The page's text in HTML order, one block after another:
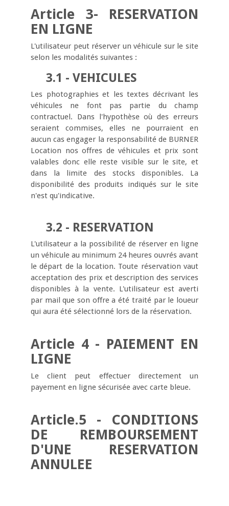
Article 3- RESERVATION
EN LIGNE
L'utilisateur peut réserver un véhicule sur le site
selon les modalités suivantes :
3.1 - VEHICULES
Les photographies et les textes décrivant les
véhicules ne font pas partie du champ
contractuel. Dans l'hypothèse où des erreurs
seraient commises, elles ne pourraient en
aucun cas engager la responsabilité de BURNER
Location nos offres de véhicules et prix sont
valables donc elle reste visible sur le site, et
dans la limite des stocks disponibles. La
disponibilité des produits indiqués sur le site
n'est qu'indicative.
3.2 - RESERVATION
L'utilisateur a la possibilité de réserver en ligne
un véhicule au minimum 24 heures ouvrés avant
le départ de la location. Toute réservation vaut
acceptation des prix et description des services
disponibles à la vente. L'utilisateur est averti
par mail que son offre a été traité par le loueur
qui aura été sélectionné lors de la réservation.
Article 4 - PAIEMENT EN
LIGNE
Le client peut effectuer directement un
payement en ligne sécurisée avec carte bleue.
Article.5 - CONDITIONS
DE REMBOURSEMENT
D'UNE RESERVATION
ANNULEE